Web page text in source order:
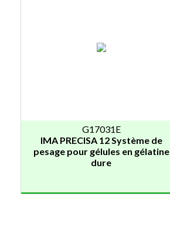
G17031E
IMA PRECISA 12 Système de
pesage pour gélules en gélatine
dure